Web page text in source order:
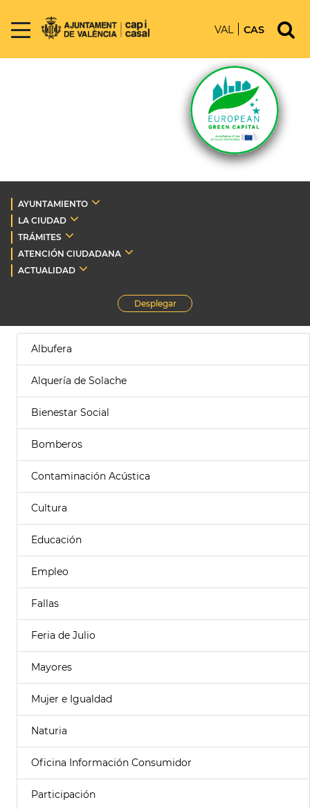
VAL CAS
AYUNTAMIENTO
LA CIUDAD
TRÁMITES
ATENCIÓN CIUDADANA
ACTUALIDAD
Desplegar
Albufera
Alquería de Solache
Bienestar Social
Bomberos
Contaminación Acústica
Cultura
Educación
Empleo
Fallas
Feria de Julio
Mayores
Mujer e Igualdad
Naturia
Oficina Información Consumidor
Participación